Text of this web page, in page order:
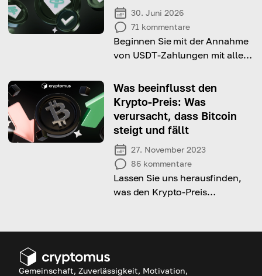
30. Juni 2026
71 kommentare
Beginnen Sie mit der Annahme
von USDT-Zahlungen mit allen
und effizienteste Art und Weise!
Was beeinflusst den
Krypto-Preis: Was
verursacht, dass Bitcoin
steigt und fällt
27. November 2023
86 kommentare
Lassen Sie uns herausfinden,
was den Krypto-Preis
Gemeinschaft, Zuverlässigkeit, Motivation,